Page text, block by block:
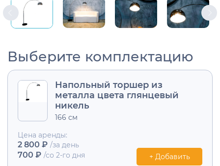
Выберите комплектацию
Напольный торшер из
металла цвета глянцевый
никель
166 см
Цена аренды:
2 800 ₽ /за день
700 ₽ /со 2-го дня + Добавить